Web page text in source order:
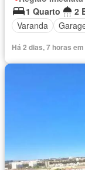
1 Quarto
2
Varanda
Há 2 dias, 7 horas